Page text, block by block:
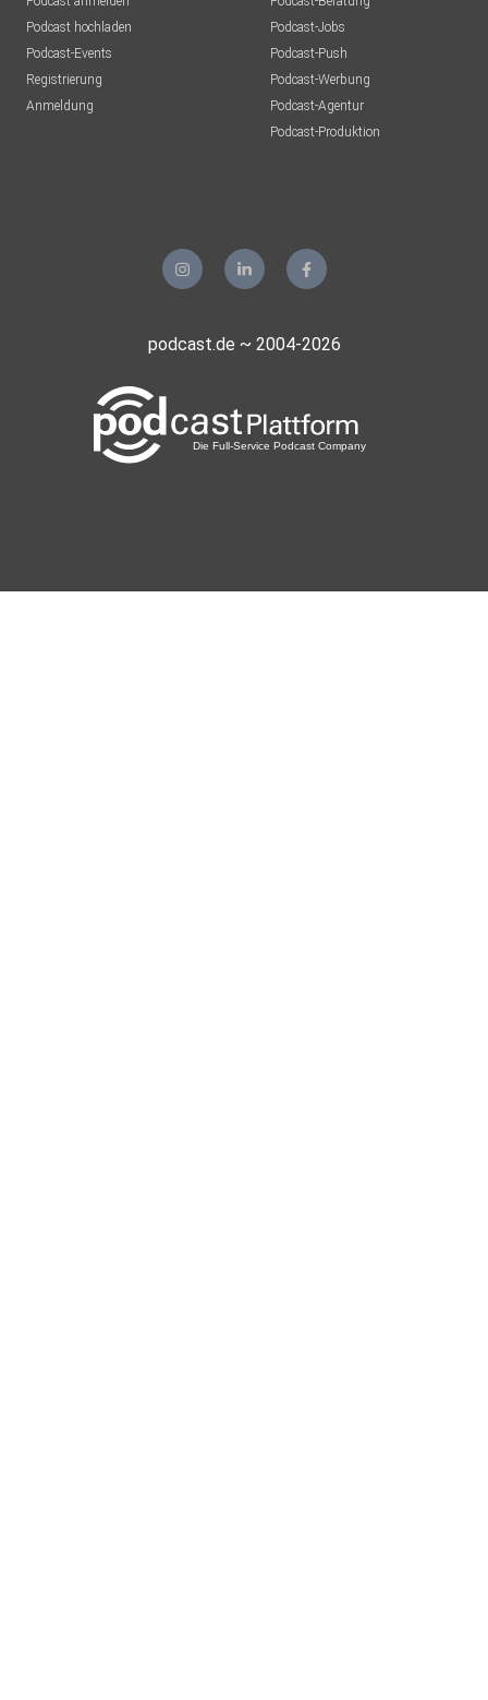
Podcast hochladen
Podcast-Events
Registrierung
Anmeldung
Podcast-Jobs
Podcast-Push
Podcast-Werbung
Podcast-Agentur
Podcast-Produktion
podcast.de ~ 2004-2026